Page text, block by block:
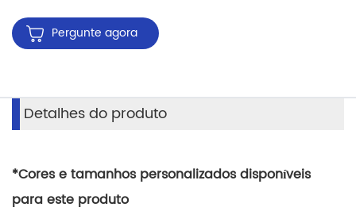
Pergunte agora
Detalhes do produto
*Cores e tamanhos personalizados disponíveis
para este produto